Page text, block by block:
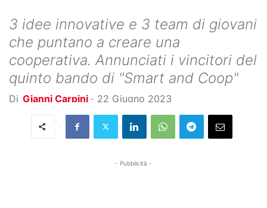
3 idee innovative e 3 team di giovani
che puntano a creare una
cooperativa. Annunciati i vincitori del
quinto bando di "Smart and Coop"
Di Gianni Carpini - 22 Giugno 2023
- Pubblicità -